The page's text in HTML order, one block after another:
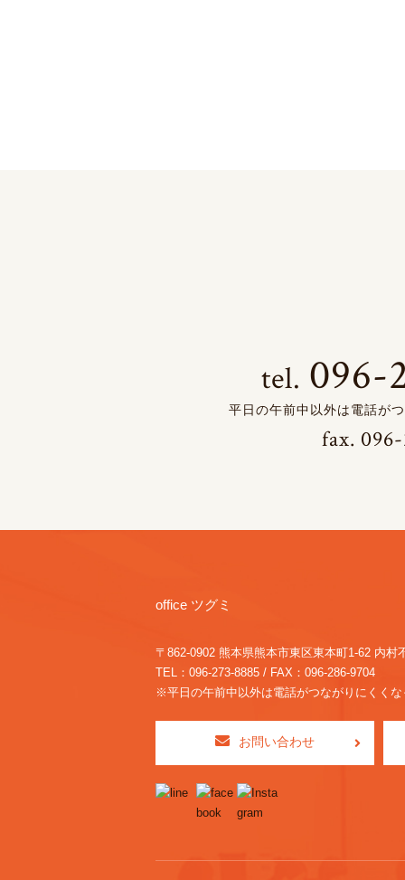
tel. 096-
平日の午前中以外は電話が
fax.
office ツグミ
〒862-0902 熊本県熊本市東区東本町1-62 内村
TEL：096-273-8885 / FAX：096-286-9704
※平日の午前中以外は電話がつながりにくく
お問い合わせ